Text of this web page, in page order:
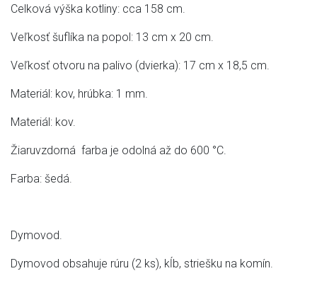
Celková výška kotliny: cca 158 cm.
Veľkosť šuflíka na popol: 13 cm x 20 cm.
Veľkosť otvoru na palivo (dvierka): 17 cm x 18,5 cm.
Materiál: kov, hrúbka: 1 mm.
Materiál: kov.
Žiaruvzdorná farba je odolná až do 600 °C.
Farba: šedá.
Dymovod.
Dymovod obsahuje rúru (2 ks), kĺb, striešku na komín.